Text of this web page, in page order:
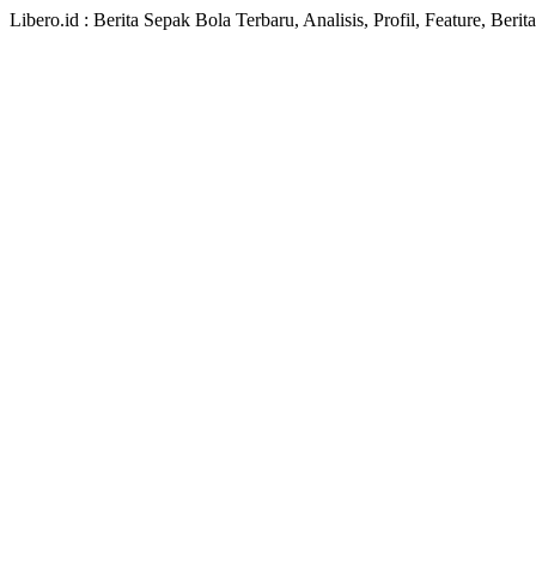
Libero.id : Berita Sepak Bola Terbaru, Analisis, Profil, Feature,